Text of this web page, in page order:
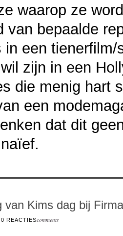
waarop ze
van bepaalde
in een
zijn in een
die menig hart
een
dat dit
van Kims dag bij
0 REACTIEScomments